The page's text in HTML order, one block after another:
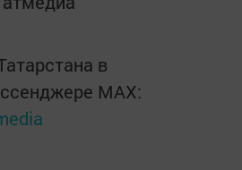
в
MАХ: